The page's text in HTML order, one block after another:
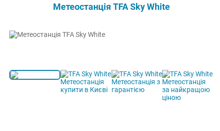
ТЕПЛОВІЗОРИ
Цифрові
МІКРОПРЕПАРАТИ
ЦИФРОВІ КАМЕРИ
ДАТЧИКИ
Метеостанція TFA Sky White